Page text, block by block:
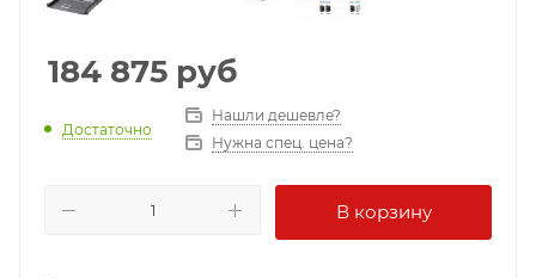
184 875 руб
Достаточно
Нашли дешевле?
Нужна спец. цена?
В корзину